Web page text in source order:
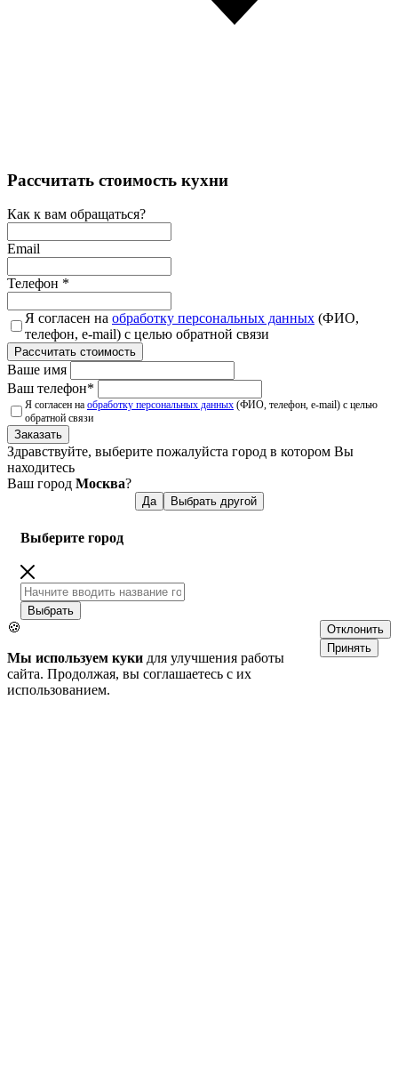
Рассчитать стоимость кухни
Как к вам обращаться?
Email
Телефон *
Я согласен на обработку персональных данных (ФИО,
телефон, e-mail) с целью обратной связи
Рассчитать стоимость
Ваше имя
Ваш телефон*
Я согласен на обработку персональных данных (ФИО, телефон, e-mail) с целью
обратной связи
Заказать
Здравствуйте, выберите пожалуйста город в котором Вы
находитесь
Ваш город Москва?
Да Выбрать другой
Выберите город
Выбрать
🍪
Мы используем куки для улучшения работы
сайта. Продолжая, вы соглашаетесь с их
использованием.
Отклонить
Принять